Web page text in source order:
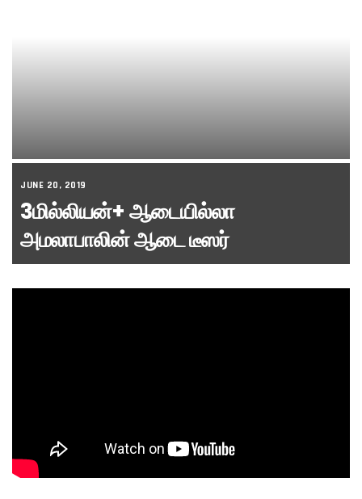
JUNE 20, 2019
3மில்லியன்+ ஆடையில்லா
அமலாபாலின் ஆடை டீஸர்